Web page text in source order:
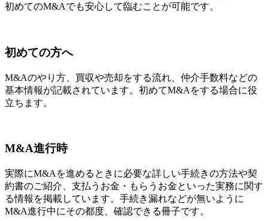
初めてのM&Aでも安心して臨むことが可能です。
初めての方へ
M&Aのやり方、買収や売却をする流れ、仲介手数料などの
基本情報が記載されています。初めてM&Aをする場合に役
立ちます。
M&A進行時
実際にM&Aを進めるときに必要な詳しい手続きの方法や契
約書のご紹介、支払うお金・もらうお金といった実務に関す
る情報を掲載しています。手続き漏れなどが無いように
M&A進行中にその都度、確認できる冊子です。